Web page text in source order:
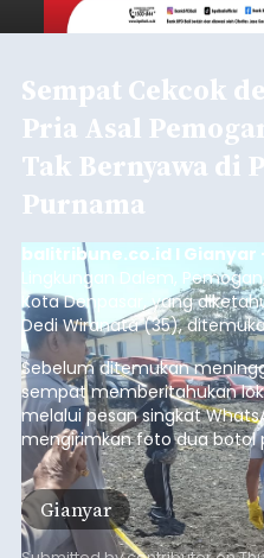
Sempat Cekcok
Pria Asal
Tak Bernyawa di
Purnama
balitribune.co.id I Gianyar
Lingkungan Dalem,
Kota Denpasar, yang
Dedi Wiranata (35),
pesisir Pantai Purnama,
Sebelum ditemukan
sempat memberitahukan
melalui pesan singkat
mengirimkan foto dua botol
istrinya.
Gianyar